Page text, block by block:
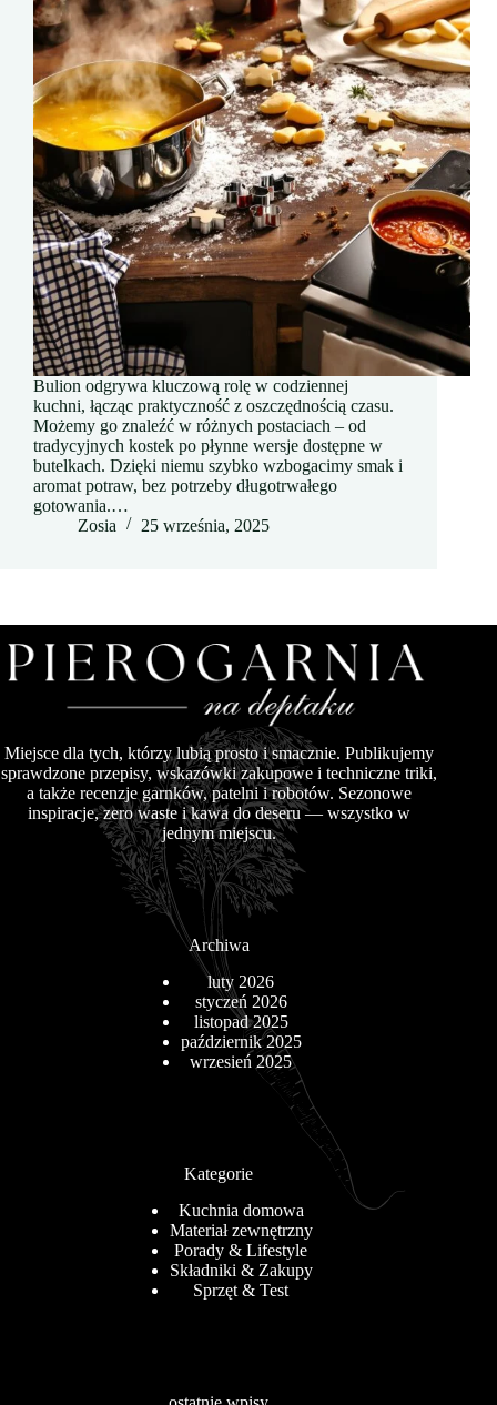
Bulion odgrywa kluczową rolę w codziennej
kuchni, łącząc praktyczność z oszczędnością czasu.
Możemy go znaleźć w różnych postaciach – od
tradycyjnych kostek po płynne wersje dostępne w
butelkach. Dzięki niemu szybko wzbogacimy smak i
aromat potraw, bez potrzeby długotrwałego
gotowania.…
Zosia
25 września, 2025
Miejsce dla tych, którzy lubią prosto i smacznie. Publikujemy
sprawdzone przepisy, wskazówki zakupowe i techniczne triki,
a także recenzje garnków, patelni i robotów. Sezonowe
inspiracje, zero waste i kawa do deseru — wszystko w
jednym miejscu.
Archiwa
luty 2026
styczeń 2026
listopad 2025
październik 2025
wrzesień 2025
Kategorie
Kuchnia domowa
Materiał zewnętrzny
Porady & Lifestyle
Składniki & Zakupy
Sprzęt & Test